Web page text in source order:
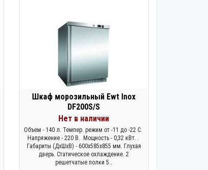
Шкаф морозильный Ewt Inox
DF200S/S
Нет в наличии
Объем - 140 л. Темпер. режим от -11 до -22 C.
Напряжение - 220 В. Мощность - 0,32 кВт. .
Габариты (ДхШхВ) - 600х585х855 мм. Глухая
дверь. Статическое охлаждение. 2
решетчатые полки 5..